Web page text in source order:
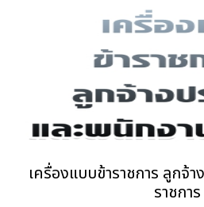
เครื่องแบบข้าราชการ ลูกจ้
ราชการ